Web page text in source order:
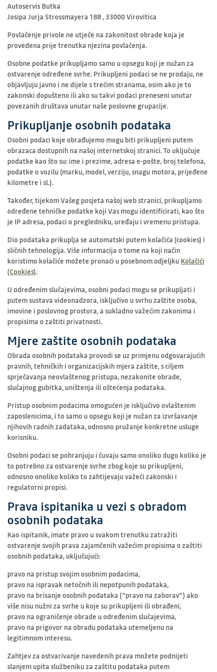
Autoservis Butka
Josipa Jurja Strossmayera 188 , 33000 Virovitica
Povlačenje privole ne utječe na zakonitost obrade koja je
provedena prije trenutka njezina povlačenja.
Osobne podatke prikupljamo samo u opsegu koji je nužan za
ostvarenje određene svrhe. Prikupljeni podaci se ne prodaju, ne
objavljuju javno i ne dijele s trećim stranama, osim ako je to
zakonski dopušteno ili ako su takvi podaci preneseni unutar
povezanih društava unutar naše poslovne grupacije.
Prikupljanje osobnih podataka
Osobni podaci koje obrađujemo mogu biti prikupljeni putem
obrazaca dostupnih na našoj internetskoj stranici. To uključuje
podatke kao što su: ime i prezime, adresa e-pošte, broj telefona,
podatke o vozilu (marku, model, verziju, snagu motora, prijeđene
kilometre i sl.).
Također, tijekom Vašeg posjeta našoj web stranici, prikupljamo
određene tehničke podatke koji Vas mogu identificirati, kao što
je IP adresa, podaci o pregledniku, uređaju i vremenu pristupa.
Dio podataka prikuplja se automatski putem kolačića (cookies) i
sličnih tehnologija. Više informacija o tome na koji način
koristimo kolačiće možete pronaći u posebnom odjeljku Kolačići
(Cookies).
U određenim slučajevima, osobni podaci mogu se prikupljati i
putem sustava videonadzora, isključivo u svrhu zaštite osoba,
imovine i poslovnog prostora, a sukladno važećim zakonima i
propisima o zaštiti privatnosti.
Mjere zaštite osobnih podataka
Obrada osobnih podataka provodi se uz primjenu odgovarajućih
pravnih, tehničkih i organizacijskih mjera zaštite, s ciljem
sprječavanja neovlaštenog pristupa, nezakonite obrade,
slučajnog gubitka, uništenja ili oštećenja podataka.
Pristup osobnim podacima omogućen je isključivo ovlaštenim
zaposlenicima, i to samo u opsegu koji je nužan za izvršavanje
njihovih radnih zadataka, odnosno pružanje konkretne usluge
korisniku.
Osobni podaci se pohranjuju i čuvaju samo onoliko dugo koliko je
to potrebno za ostvarenje svrhe zbog koje su prikupljeni,
odnosno onoliko koliko to zahtijevaju važeći zakonski i
regulatorni propisi.
Prava ispitanika u vezi s obradom
osobnih podataka
Kao ispitanik, imate pravo u svakom trenutku zatražiti
ostvarenje svojih prava zajamčenih važećim propisima o zaštiti
osobnih podataka, uključujući:
pravo na pristup svojim osobnim podacima,
pravo na ispravak netočnih ili nepotpunih podataka,
pravo na brisanje osobnih podataka ("pravo na zaborav") ako
više nisu nužni za svrhe u koje su prikupljeni ili obrađeni,
pravo na ograničenje obrade u određenim slučajevima,
pravo na prigovor na obradu podataka utemeljenu na
legitimnom interesu.
Zahtjev za ostvarivanje navedenih prava možete podnijeti
slanjem upita službeniku za zaštitu podataka putem